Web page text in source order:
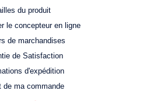
du produit
le concepteur en ligne
de marchandises
de Satisfaction
d'expédition
de ma commande